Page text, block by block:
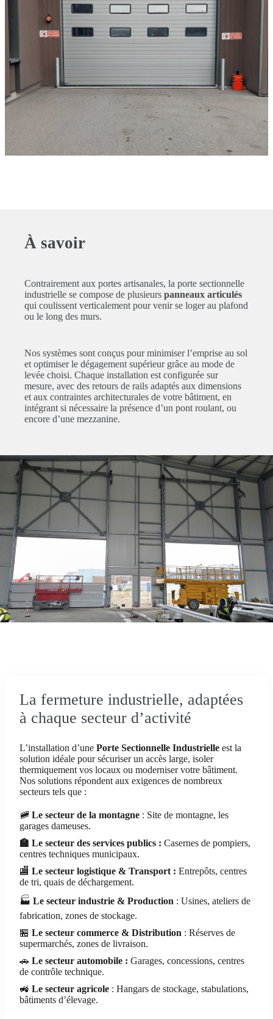
À savoir
Contrairement aux portes artisanales, la porte sectionnelle
industrielle se compose de plusieurs panneaux articulés
qui coulissent verticalement pour venir se loger au plafond
ou le long des murs.
Nos systèmes sont conçus pour minimiser l’emprise au sol
et optimiser le dégagement supérieur grâce au mode de
levée choisi. Chaque installation est configurée sur
mesure, avec des retours de rails adaptés aux dimensions
et aux contraintes architecturales de votre bâtiment, en
intégrant si nécessaire la présence d’un pont roulant, ou
encore d’une mezzanine.
La fermeture industrielle, adaptées
à chaque secteur d’activité
L’installation d’une Porte Sectionnelle Industrielle est la
solution idéale pour sécuriser un accès large, isoler
thermiquement vos locaux ou moderniser votre bâtiment.
Nos solutions répondent aux exigences de nombreux
secteurs tels que :
🚞 Le secteur de la montagne : Site de montagne, les
garages dameuses.
🏫 Le secteur des services publics : Casernes de pompiers,
centres techniques municipaux.
🏬 Le secteur logistique & Transport : Entrepôts, centres
de tri, quais de déchargement.
🏭 Le secteur industrie & Production : Usines, ateliers de
fabrication, zones de stockage.
🏪 Le secteur commerce & Distribution : Réserves de
supermarchés, zones de livraison.
🚗 Le secteur automobile : Garages, concessions, centres
de contrôle technique.
🚜 Le secteur agricole : Hangars de stockage, stabulations,
bâtiments d’élevage.